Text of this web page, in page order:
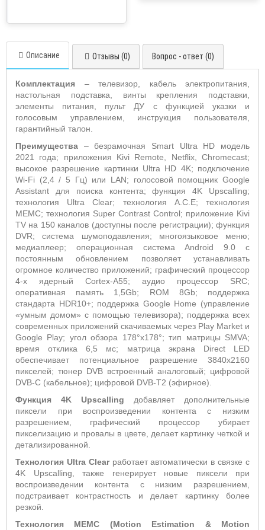
Описание Отзывы (0) Вопрос - ответ (0)
Комплектация – телевизор, кабель электропитания,
настольная подставка, винты крепления подставки,
элементы питания, пульт ДУ с функцией указки и
голосовым управлением, инструкция пользователя,
гарантийный талон.
Преимущества – безрамочная Smart Ultra HD модель
2021 года; приложения Kivi Remote, Netflix, Chromecast;
высокое разрешение картинки Ultra HD 4K; подключение
Wi-Fi (2,4 / 5 Гц) или LAN; голосовой помощник Google
Assistant для поиска контента; функция 4K Upscalling;
технология Ultra Clear; технология A.C.E; технология
MEMC; технология Super Contrast Control; приложение Kivi
TV на 150 каналов (доступны после регистрации); функция
DVR; система шумоподавления; многоязыковое меню;
медиаплеер; операционная система Android 9.0 с
постоянным обновлением позволяет устанавливать
огромное количество приложений; графический процессор
4-х ядерный Cortex-A55; аудио процессор SRC;
оперативная память 1,5Gb; ROM 8Gb; поддержка
стандарта HDR10+; поддержка Google Home (управление
«умным домом» с помощью телевизора); поддержка всех
современных приложений скачиваемых через Play Market и
Google Play; угол обзора 178°х178°; тип матрицы SMVA;
время отклика 6,5 мс; матрица экрана Direct LED
обеспечивает потенциальное разрешение 3840х2160
пикселей; тюнер DVB встроенный аналоговый; цифровой
DVB-C (кабельное); цифровой DVB-T2 (эфирное).
Функция 4K Upscalling добавляет дополнительные
пиксели при воспроизведении контента с низким
разрешением, графический процессор убирает
пикселизацию и провалы в цвете, делает картинку четкой и
детализированной.
Технология Ultra Clearработает автоматически в связке с
4K Upscalling, также генерирует новые пиксели при
воспроизведении контента с низким разрешением,
подстраивает контрастность и делает картинку более
резкой.
Технология MEMC (Motion Estimation & Motion